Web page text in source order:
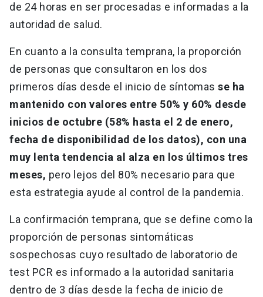
de 24 horas en ser procesadas e informadas a la
autoridad de salud.
En cuanto a la consulta temprana, la proporción
de personas que consultaron en los dos
primeros días desde el inicio de síntomas se ha
mantenido con valores entre 50% y 60% desde
inicios de octubre (58% hasta el 2 de enero,
fecha de disponibilidad de los datos), con una
muy lenta tendencia al alza en los últimos tres
meses, pero lejos del 80% necesario para que
esta estrategia ayude al control de la pandemia.
La confirmación temprana, que se define como la
proporción de personas sintomáticas
sospechosas cuyo resultado de laboratorio de
test PCR es informado a la autoridad sanitaria
dentro de 3 días desde la fecha de inicio de